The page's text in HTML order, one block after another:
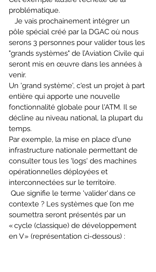
problématique.
pôle spécial créé par la DGAC où nous
serons 3 personnes pour valider tous les
"grands systèmes" de l’Aviation Civile qui
seront mis en œuvre dans les années à
venir.
Un 'grand système', c'est un projet à part
entière qui apporte une nouvelle
fonctionnalité globale pour l'ATM. Il se
décline au niveau national, la plupart du
temps.
Par exemple, la mise en place d'une
infrastructure nationale permettant de
consulter tous les 'logs' des machines
opérationnelles déployées et
interconnectées sur le territoire.
contexte ? Les systèmes que l’on me
soumettra seront présentés par un
« cycle (classique) de développement
en V » (représentation ci-dessous) :